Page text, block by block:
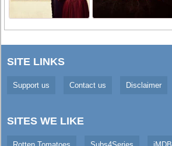
SITE LINKS
Support us Contact us Disclaimer
SITES WE LIKE